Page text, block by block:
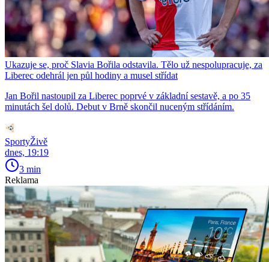
Ukazuje se, proč Slavia Bořila odstavila. Tělo už nespolupracuje, za
Liberec odehrál jen půl hodiny a musel střídat
Jan Bořil nastoupil za Liberec poprvé v základní sestavě, a po 35
minutách šel dolů. Debut v Brně skončil nuceným střídáním.
SportyŽivě
dnes, 19:19
3 min
Reklama